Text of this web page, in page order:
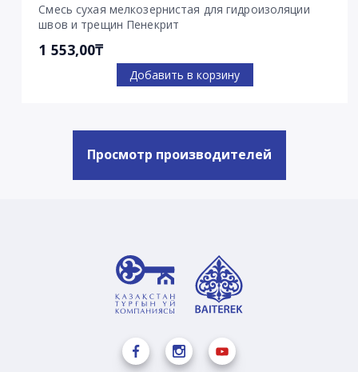
Смесь сухая мелкозернистая для гидроизоляции
швов и трещин Пенекрит
1 553,00₸
Добавить в корзину
Просмотр производителей